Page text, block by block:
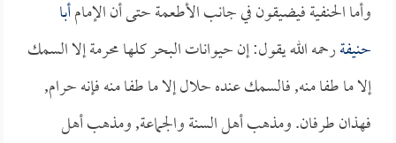
وأما الحنفية فيضيقون في جانب الأطعمة حتى أن الإمامأبا
حنيفةرحمه الله يقول: إن حيوانات البحر كلها محرمة إلا السمك
إلا ما طفا منه, فالسمك عنده حلال إلا ما طفا منه فإنه حرام,
فهذان طرفان. ومذهب أهل السنة والجماعة, ومذهب أهل